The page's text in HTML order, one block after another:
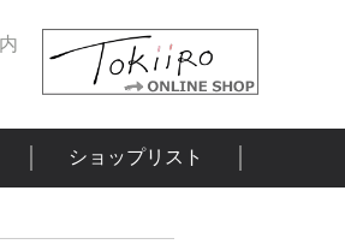
ショップリスト